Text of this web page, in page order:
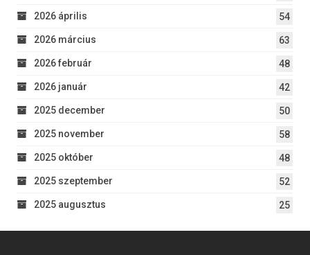
2026 április 54
2026 március 63
2026 február 48
2026 január 42
2025 december 50
2025 november 58
2025 október 48
2025 szeptember 52
2025 augusztus 25